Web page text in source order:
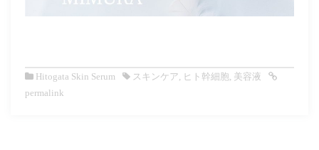
Hitogata Skin Serum スキンケア, ヒト幹細胞, 美容液
permalink